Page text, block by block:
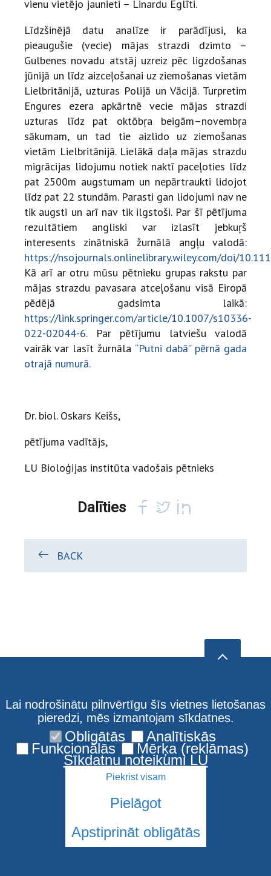
vienu vietējo jaunieti – Linardu Eglīti.
Līdzšinējā datu analīze ir parādījusi, ka
pieaugušie (vecie) mājas strazdi dzimto –
Gulbenes novadu atstāj uzreiz pēc ligzdošanas
jūnijā un līdz aizceļošanai uz ziemošanas vietām
Lielbritānijā, uzturas Polijā un Vācijā. Turpretim
Engures ezera apkārtnē vecie mājas strazdi
uzturas līdz pat oktōbŗa beigām–novembŗa
sākumam, un tad tie aizlido uz ziemošanas
vietām Lielbritānijā. Lielākā daļa mājas strazdu
migrācijas lidojumu notiek naktī paceļoties līdz
pat 2500m augstumam un nepārtraukti lidojot
līdz pat 22 stundām. Parasti gan lidojumi nav ne
tik augsti un arī nav tik ilgstoši. Par šī pētījuma
rezultātiem angliski var izlasīt jebkuŗš
interesents zinātniskā žurnālā angļu valodā:
https://nsojournals.onlinelibrary.wiley.com/doi/
Kā arī ar otru mūsu pētnieku grupas rakstu par
mājas strazdu pavasara atceļošanu visā Eiropā
pēdējā gadsimta laikā:
https://link.springer.com/article/10.1007/s10336-
022-02044-6. Par pētījumu latviešu valodā
vairāk var lasīt žurnāla “Putni dabā” pērnā gada
otrajā numurā.
Dr. biol. Oskars Keišs,
pētījuma vadītājs,
LU Bioloģijas institūta vadošais pētnieks
Dalīties
BACK
© 2026 Latvijas Universitāte. Visas tiesības aizsargātas
Lai nodrošinātu pilnvērtīgu šīs vietnes lietošanas
pieredzi, mēs izmantojam sīkdatnes.
Obligātās Analītiskās
Funkcionālās Mērķa (reklāmas)
Sīkdatņu noteikumi LU
Piekrist visam
Pielāgot
Apstiprināt obligātās